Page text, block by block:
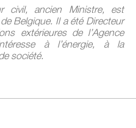
civil, ancien Ministre, est
Belgique. Il a été Directeur
extérieures de l’Agence
à l’énergie, à la
société.